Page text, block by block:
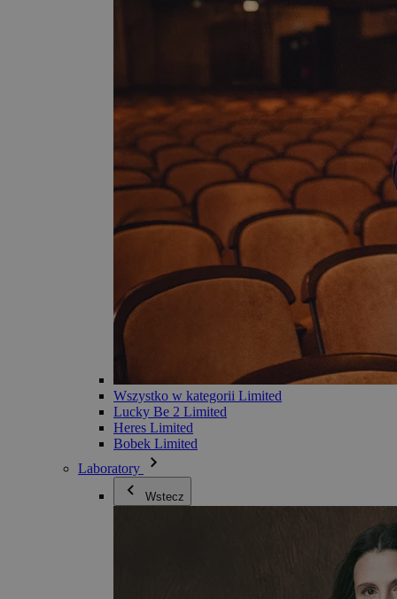
Wszystko w kategorii Limited
Lucky Be 2 Limited
Heres Limited
Bobek Limited
Laboratory
Wstecz